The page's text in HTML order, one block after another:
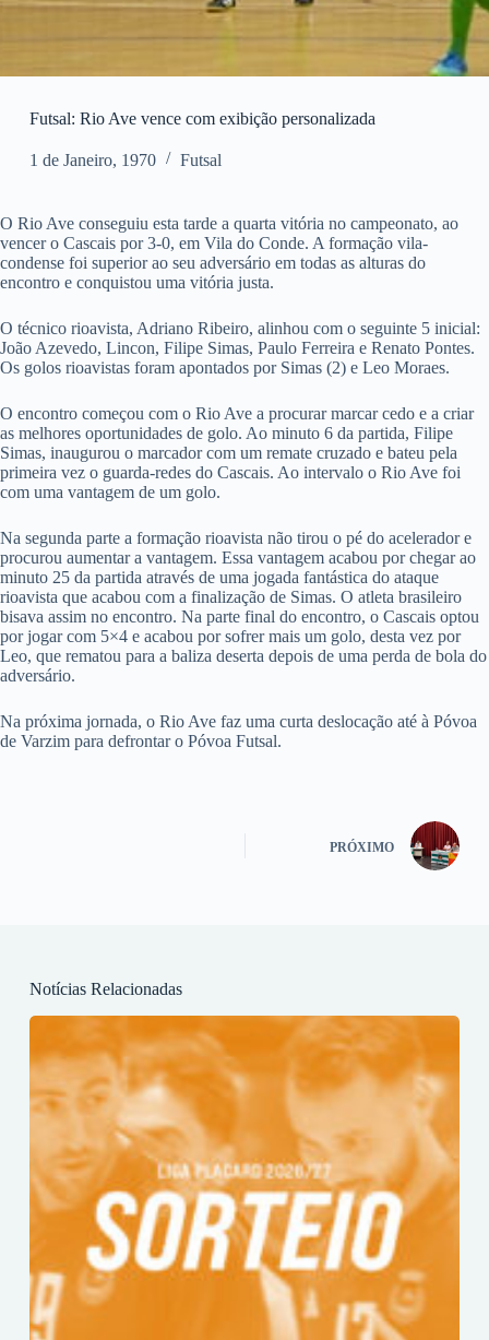
Futsal: Rio Ave vence com exibição personalizada
1 de Janeiro, 1970 Futsal
O Rio Ave conseguiu esta tarde a quarta vitória no campeonato, ao
vencer o Cascais por 3-0, em Vila do Conde. A formação vila-
condense foi superior ao seu adversário em todas as alturas do
encontro e conquistou uma vitória justa.
O técnico rioavista, Adriano Ribeiro, alinhou com o seguinte 5 inicial:
João Azevedo, Lincon, Filipe Simas, Paulo Ferreira e Renato Pontes.
Os golos rioavistas foram apontados por Simas (2) e Leo Moraes.
O encontro começou com o Rio Ave a procurar marcar cedo e a criar
as melhores oportunidades de golo. Ao minuto 6 da partida, Filipe
Simas, inaugurou o marcador com um remate cruzado e bateu pela
primeira vez o guarda-redes do Cascais. Ao intervalo o Rio Ave foi
com uma vantagem de um golo.
Na segunda parte a formação rioavista não tirou o pé do acelerador e
procurou aumentar a vantagem. Essa vantagem acabou por chegar ao
minuto 25 da partida através de uma jogada fantástica do ataque
rioavista que acabou com a finalização de Simas. O atleta brasileiro
bisava assim no encontro. Na parte final do encontro, o Cascais optou
por jogar com 5×4 e acabou por sofrer mais um golo, desta vez por
Leo, que rematou para a baliza deserta depois de uma perda de bola do
adversário.
Na próxima jornada, o Rio Ave faz uma curta deslocação até à Póvoa
de Varzim para defrontar o Póvoa Futsal.
PRÓXIMO
Notícias Relacionadas